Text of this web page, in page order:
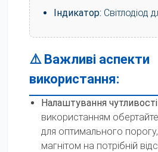
Індикатор: Світлодіод
⚠️ Важливі аспекти
використання:
Налаштування чутливості
використанням
для оптимального
магнітом на потрібній